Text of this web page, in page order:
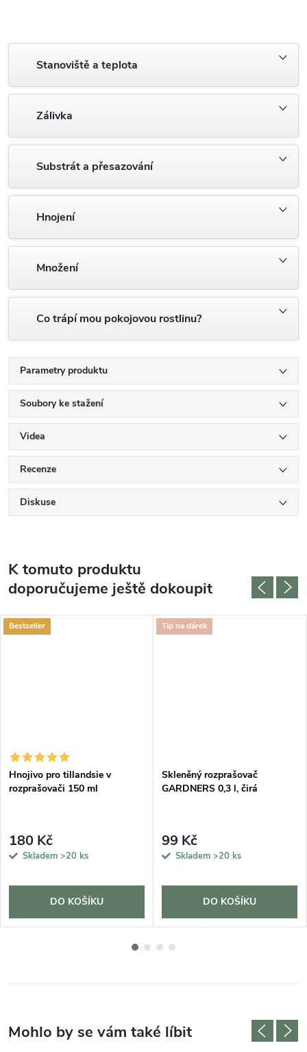
Stanoviště a teplota
Zálivka
Substrát a přesazování
Hnojení
Množení
Co trápí mou pokojovou rostlinu?
Parametry produktu
Soubory ke stažení
Videa
Recenze
Diskuse
K tomuto produktu
doporučujeme ještě dokoupit
Bestseller
Hnojivo pro tillandsie v
rozprašovači 150 ml
180 Kč
Skladem >20 ks
DO KOŠÍKU
Tip na dárek
Skleněný rozprašovač
GARDNERS 0,3 l, čirá
99 Kč
Skladem >20 ks
DO KOŠÍKU